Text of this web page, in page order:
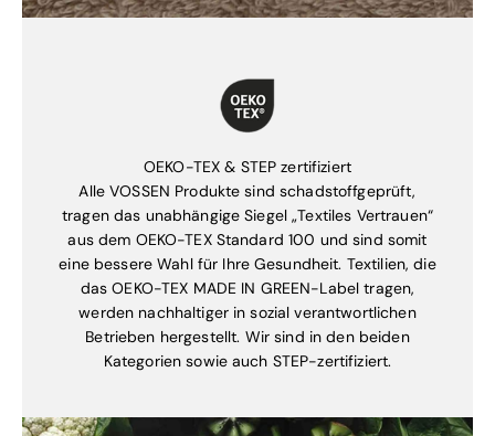
OEKO-TEX & STEP zertifiziert
Alle VOSSEN Produkte sind schadstoffgeprüft,
tragen das unabhängige Siegel „Textiles Vertrauen“
aus dem OEKO-TEX Standard 100 und sind somit
eine bessere Wahl für Ihre Gesundheit. Textilien, die
das OEKO-TEX MADE IN GREEN-Label tragen,
werden nachhaltiger in sozial verantwortlichen
Betrieben hergestellt. Wir sind in den beiden
Kategorien sowie auch STEP-zertifiziert.